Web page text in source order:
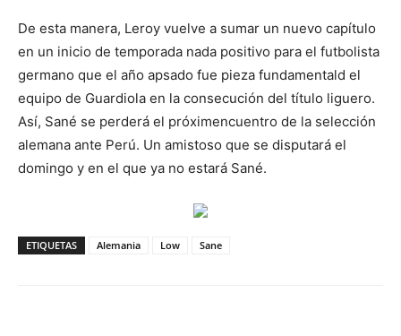
De esta manera, Leroy vuelve a sumar un nuevo capítulo
en un inicio de temporada nada positivo para el futbolista
germano que el año apsado fue pieza fundamentald el
equipo de Guardiola en la consecución del título liguero.
Así, Sané se perderá el próximencuentro de la selección
alemana ante Perú. Un amistoso que se disputará el
domingo y en el que ya no estará Sané.
ETIQUETAS Alemania Low Sane